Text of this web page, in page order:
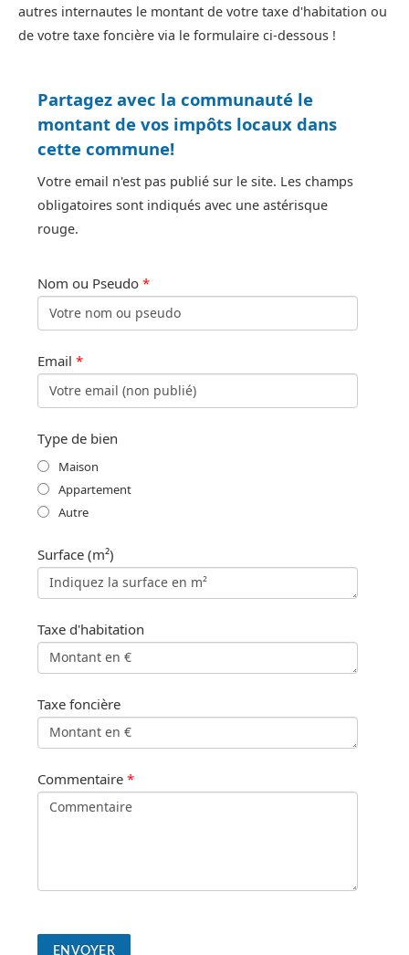
autres internautes le montant de votre taxe d'habitation ou
de votre taxe foncière via le formulaire ci-dessous !
Partagez avec la communauté le
montant de vos impôts locaux dans
cette commune!
Votre email n'est pas publié sur le site. Les champs
obligatoires sont indiqués avec une astérisque
rouge.
Nom ou Pseudo *
Email *
Type de bien
Maison
Appartement
Autre
Surface (m²)
Taxe d'habitation
Taxe foncière
Commentaire *